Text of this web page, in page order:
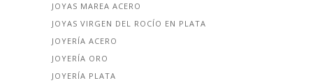
JOYAS MAREA ACERO
JOYAS VIRGEN DEL ROCÍO EN PLATA
JOYERÍA ACERO
JOYERÍA ORO
JOYERÍA PLATA